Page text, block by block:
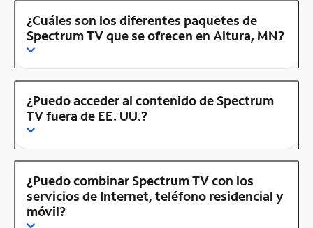
¿Cuáles son los diferentes paquetes de
Spectrum TV que se ofrecen en Altura, MN?
¿Puedo acceder al contenido de Spectrum
TV fuera de EE. UU.?
¿Puedo combinar Spectrum TV con los
servicios de Internet, teléfono residencial y
móvil?